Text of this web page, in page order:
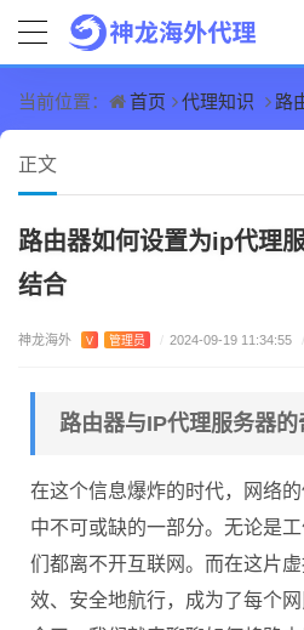
当前位置： 首页 代理知识 路由
正文
路由器如何设置为ip代理
结合
神龙海外 V 管理员 / 2024-09-19 11:34:55 /
路由器与IP代理服务器的
在这个信息爆炸的时代，网络
中不可或缺的一部分。无论是
们都离不开互联网。而在这片
效、安全地航行，成为了每个网